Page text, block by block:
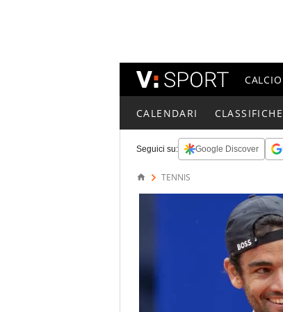
CALCIO
CALENDARI CLASSIFICHE
Seguici su: Google Discover
TENNIS